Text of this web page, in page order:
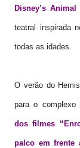
Disney’s
teatral inspirada
todas as idades.
O verão do
para o complexo
dos filmes
palco em frente